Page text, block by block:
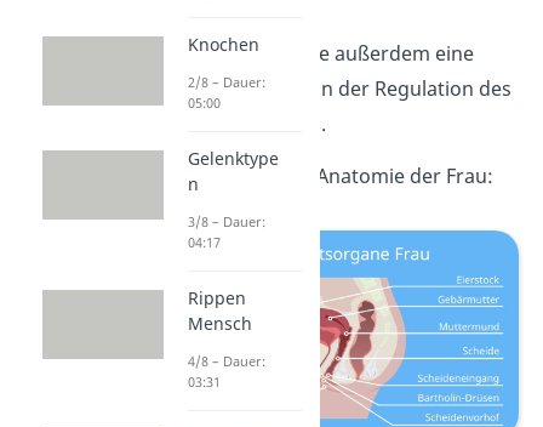
Geschlechtsorgane außerdem eine
wichtige Aufgabe in der Regulation des
Hormonhaushalts.
Hier siehst du die Anatomie der Frau:
Knochen
2/8 – Dauer:
05:00
Gelenktype
n
3/8 – Dauer:
04:17
Rippen
Mensch
4/8 – Dauer:
03:31